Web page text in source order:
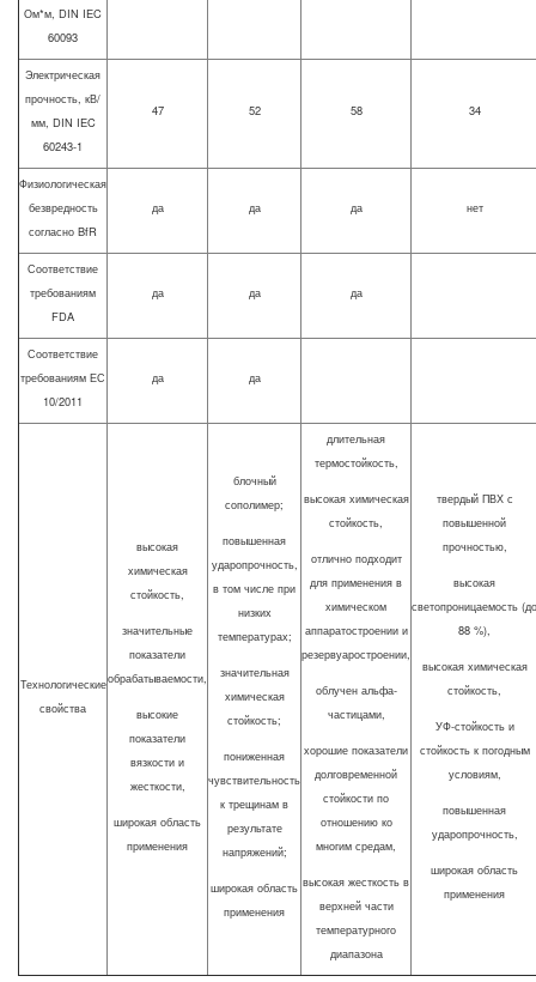
Ом*м, DIN IEC
60093
Электрическая
прочность, кВ/
мм, DIN IEC
60243-1
47 52 58 34
Физиологическая
безвредность
согласно BfR
да да да нет
Соответствие
требованиям
FDA
да да да
Соответствие
требованиям ЕС
10/2011
да да
Технологические
свойства
высокая
химическая
стойкость,
значительные
показатели
обрабатываемости,
высокие
показатели
вязкости и
жесткости,
широкая область
применения
блочный
сополимер;
повышенная
ударопрочность,
в том числе при
низких
температурах;
значительная
химическая
стойкость;
пониженная
чувствительность
к трещинам в
результате
напряжений;
широкая область
применения
длительная
термостойкость,
высокая химическая
стойкость,
отлично подходит
для применения в
химическом
аппаратостроении и
резервуаростроении,
облучен альфа-
частицами,
хорошие показатели
долговременной
стойкости по
отношению ко
многим средам,
высокая жесткость в
верхней части
температурного
диапазона
твердый ПВХ с
повышенной
прочностью,
высокая
светопроницаемость (до
88 %),
высокая химическая
стойкость,
УФ-стойкость и
стойкость к погодным
условиям,
повышенная
ударопрочность,
широкая область
применения